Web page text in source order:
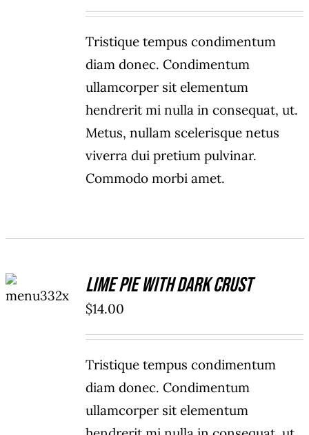
Tristique tempus condimentum
diam donec. Condimentum
ullamcorper sit elementum
hendrerit mi nulla in consequat, ut.
Metus, nullam scelerisque netus
viverra dui pretium pulvinar.
Commodo morbi amet.
CART
/
Lime Pie With Dark Crust
$14.00
Tristique tempus condimentum
diam donec. Condimentum
ullamcorper sit elementum